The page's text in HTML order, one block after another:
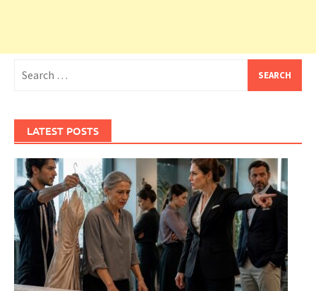
for:
LATEST POSTS